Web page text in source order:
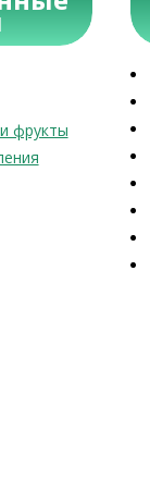
фрукты